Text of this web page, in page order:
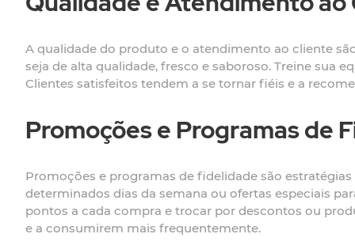
A qualidade do produto e o atendimento ao cliente
seja de alta qualidade, fresco e saboroso. Treine sua
Clientes satisfeitos tendem a se tornar fiéis e a
Promoções e Programas de
Promoções e programas de fidelidade são
determinados dias da semana ou ofertas especiais
pontos a cada compra e trocar por descontos ou
e a consumirem mais frequentemente.